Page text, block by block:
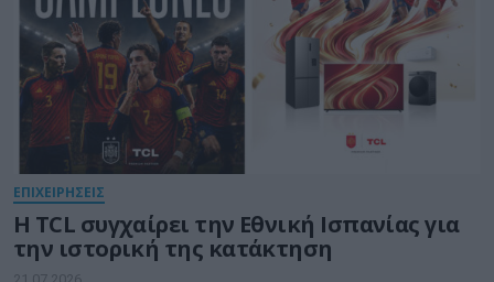
ΕΠΙΧΕΙΡΗΣΕΙΣ
Η TCL συγχαίρει την Εθνική Ισπανίας για
την ιστορική της κατάκτηση